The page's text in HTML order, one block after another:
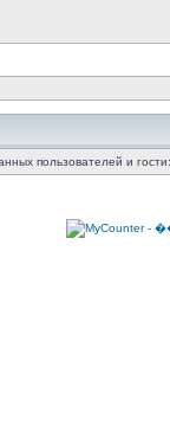
пользователей и